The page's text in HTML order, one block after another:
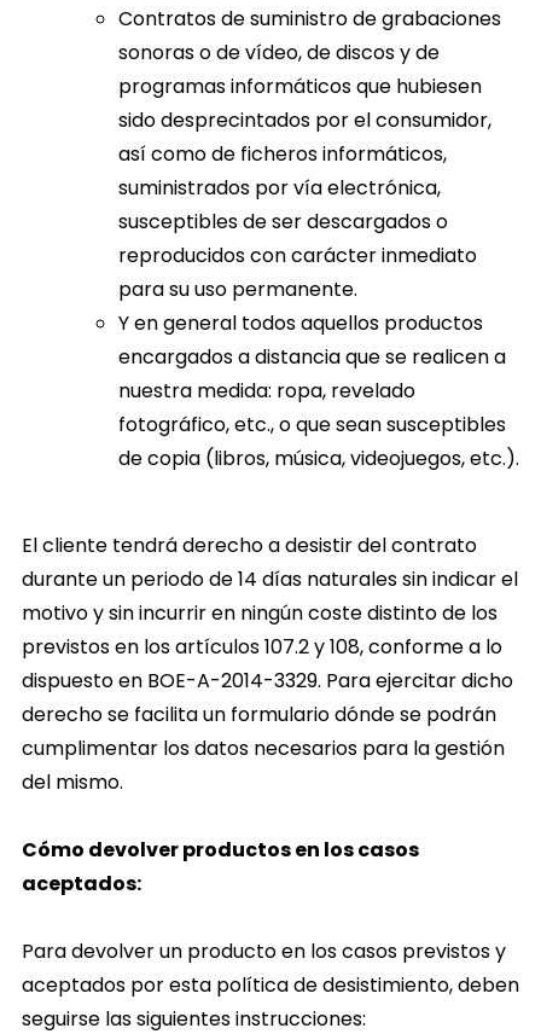
Contratos de suministro de grabaciones
sonoras o de vídeo, de discos y de
programas informáticos que hubiesen
sido desprecintados por el consumidor,
así como de ficheros informáticos,
suministrados por vía electrónica,
susceptibles de ser descargados o
reproducidos con carácter inmediato
para su uso permanente.
Y en general todos aquellos productos
encargados a distancia que se realicen a
nuestra medida: ropa, revelado
fotográfico, etc., o que sean susceptibles
de copia (libros, música, videojuegos, etc.).
El cliente tendrá derecho a desistir del contrato
durante un periodo de 14 días naturales sin indicar el
motivo y sin incurrir en ningún coste distinto de los
previstos en los artículos 107.2 y 108, conforme a lo
dispuesto en BOE-A-2014-3329. Para ejercitar dicho
derecho se facilita un formulario dónde se podrán
cumplimentar los datos necesarios para la gestión
del mismo.
Cómo devolver productos en los casos
aceptados:
Para devolver un producto en los casos previstos y
aceptados por esta política de desistimiento, deben
seguirse las siguientes instrucciones: